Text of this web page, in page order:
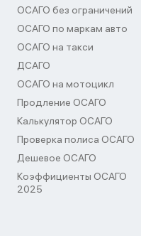
ОСАГО без ограничений
ОСАГО по маркам авто
ОСАГО на такси
ДСАГО
ОСАГО на мотоцикл
Продление ОСАГО
Калькулятор ОСАГО
Проверка полиса ОСАГО
Дешевое ОСАГО
Коэффициенты ОСАГО
2025